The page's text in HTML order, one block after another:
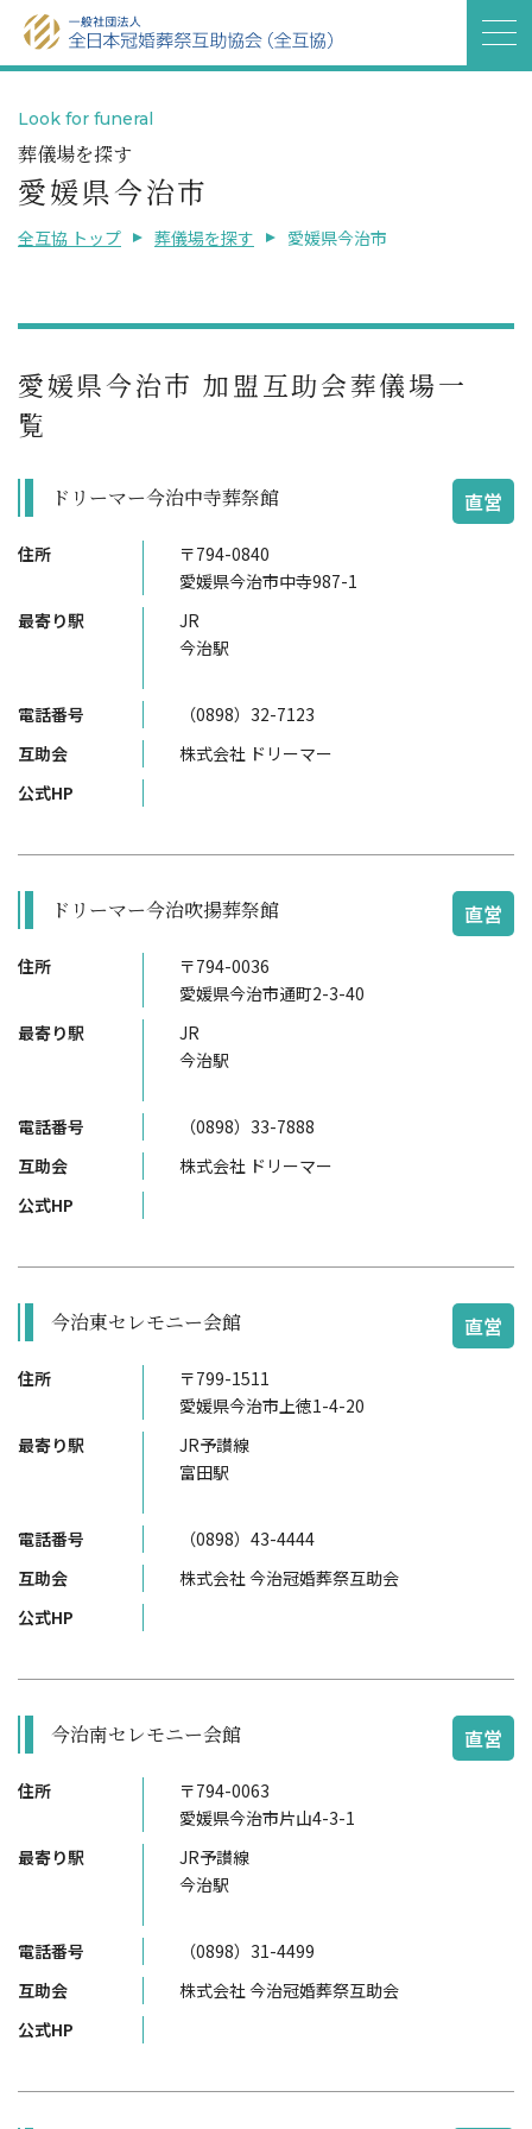
Look for funeral
葬儀場を探す
愛媛県今治市
全互協 トップ 葬儀場を探す 愛媛県今治市
愛媛県今治市 加盟互助会葬儀場一
覧
ドリーマー今治中寺葬祭館 直営
住所
〒794-0840
愛媛県今治市中寺987-1
最寄り駅
JR
今治駅
電話番号
（0898）32-7123
互助会
株式会社 ドリーマー
公式HP
ドリーマー今治吹揚葬祭館 直営
住所
〒794-0036
愛媛県今治市通町2-3-40
最寄り駅
JR
今治駅
電話番号
（0898）33-7888
互助会
株式会社 ドリーマー
公式HP
今治東セレモニー会館 直営
住所
〒799-1511
愛媛県今治市上徳1-4-20
最寄り駅
JR予讃線
富田駅
電話番号
（0898）43-4444
互助会
株式会社 今治冠婚葬祭互助会
公式HP
今治南セレモニー会館 直営
住所
〒794-0063
愛媛県今治市片山4-3-1
最寄り駅
JR予讃線
今治駅
電話番号
（0898）31-4499
互助会
株式会社 今治冠婚葬祭互助会
公式HP